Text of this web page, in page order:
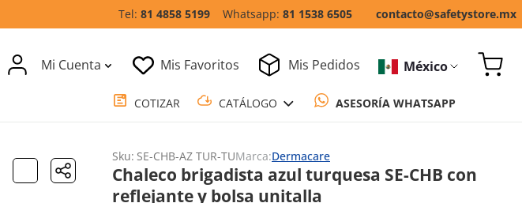
81 4858 5199 81 1538 6505 contacto@safetystore.mx
Mi Cuenta Mis Favoritos Mis Pedidos México
Sku: SE-CHB-AZ TUR-TUMarca:Dermacare
Chaleco brigadista azul turquesa SE-CHB con
reflejante y bolsa unitalla